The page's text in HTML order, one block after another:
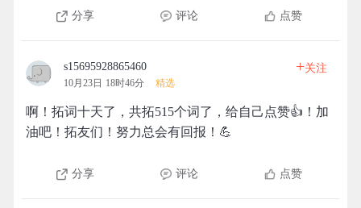
分享 评论 点赞
s15695928865460
10月23日 18时46分 精选
+关注
啊！拓词十天了，共拓515个词了，给自己点赞👍！加
油吧！拓友们！努力总会有回报！💪
分享 评论 点赞